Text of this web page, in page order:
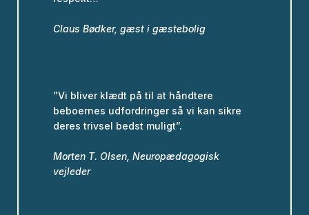
Claus Bødker, gæst i gæstebolig
”Vi bliver klædt på til at håndtere
beboernes udfordringer så vi kan sikre
deres trivsel bedst muligt”.
Morten T. Olsen, Neuropædagogisk
vejleder